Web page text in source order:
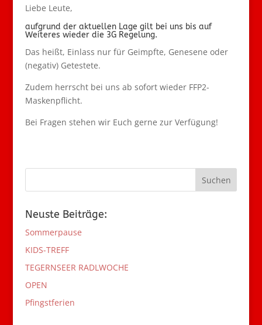
Liebe Leute,
aufgrund der aktuellen Lage gilt bei uns bis auf
Weiteres wieder die 3G Regelung.
Das heißt, Einlass nur für Geimpfte, Genesene oder
(negativ) Getestete.
Zudem herrscht bei uns ab sofort wieder FFP2-
Maskenpflicht.
Bei Fragen stehen wir Euch gerne zur Verfügung!
Neuste Beiträge:
Sommerpause
KIDS-TREFF
TEGERNSEER RADLWOCHE
OPEN
Pfingstferien